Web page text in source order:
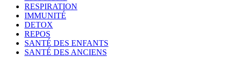
RESPIRATION
IMMUNITÉ
DETOX
REPOS
SANTÉ DES ENFANTS
SANTÉ DES ANCIENS